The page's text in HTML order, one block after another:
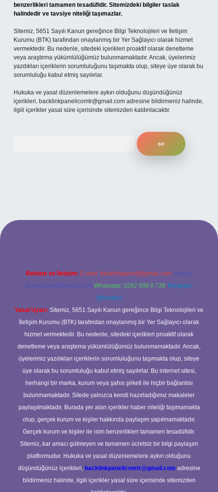
benzerlikleri tamamen tesadüfidir. Sitemizdeki bilgiler taslak
halindedir ve tavsiye niteliği taşımazlar.
Sitemiz, 5651 Sayılı Kanun gereğince Bilgi Teknolojileri ve İletişim
Kurumu (BTK) tarafından onaylanmış bir Yer Sağlayıcı olarak hizmet
vermektedir. Bu nedenle, sitedeki içerikleri proaktif olarak denetleme
veya araştırma yükümlülüğümüz bulunmamaktadır. Ancak, üyelerimiz
yazdıkları içeriklerin sorumluluğunu taşımakta olup, siteye üye olarak bu
sorumluluğu kabul etmiş sayılırlar.
Hukuka ve yasal düzenlemelere aykırı olduğunu düşündüğünüz
içerikleri, backlinkpanelicomtr@gmail.com adresine bildirmeniz halinde,
ilgili içerikler yasal süre içerisinde sitemizden kaldırılacaktır.
Reklam ve İletişim: E-mail: backlinkpaneli@gmail.com Teams:
forumhizmeti@gmail.com Whatsapp: 0262 606 0 726 Telegram:
@karabul
Yasal Uyarı: Sitemiz, 5651 Sayılı Kanun gereğince Bilgi Teknolojileri ve
İletişim Kurumu (BTK) tarafından onaylanmış bir Yer Sağlayıcı olarak
hizmet vermektedir. Bu nedenle, sitedeki içerikleri proaktif olarak
denetleme veya araştırma yükümlülüğümüz bulunmamaktadır. Ancak,
üyelerimiz yazdıkları içeriklerin sorumluluğunu taşımakta olup, siteye
üye olarak bu sorumluluğu kabul etmiş sayılırlar. Bu internet sitesi,
herhangi bir marka, kurum veya şahıs şirketi ile hiçbir bağlantısı
bulunmamaktadır. Sitede yalnızca kendi hazırladığımız makaleler
paylaşılmaktadır. Burada yer alan içerikler haber niteliği taşımamakta
olup, gerçek kurum ve kişiler hakkında paylaşım yapılmamaktadır.
Gerçek kurum ve kişiler ile isim benzerlikleri tamamen tesadüfidir.
Sitemiz, kar amacı gütmeyen ve tamamen ücretsiz bir bilgi paylaşım
platformudur. Hukuka ve yasal düzenlemelere aykırı olduğunu
düşündüğünüz içerikleri, backlinkpanelicomtr@gmail.com adresine
bildirmeniz halinde, ilgili içerikler yasal süre içerisinde sitemizden